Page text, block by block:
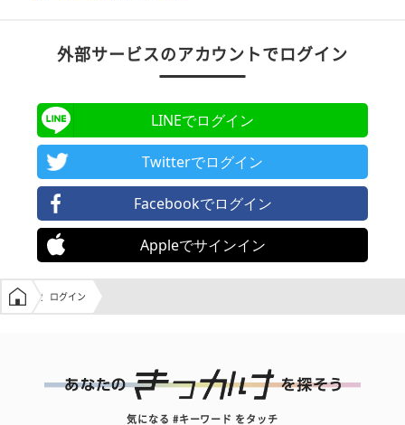
外部サービスのアカウントでログイン
LINEでログイン
Twitterでログイン
Facebookでログイン
Appleでサインイン
学生の窓口トップ
ログイン
気になる #キーワード をタッチ